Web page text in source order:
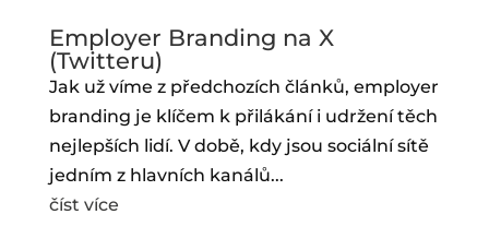
Employer Branding na X
(Twitteru)
Jak už víme z předchozích článků, employer
branding je klíčem k přilákání i udržení těch
nejlepších lidí. V době, kdy jsou sociální sítě
jedním z hlavních kanálů...
číst více